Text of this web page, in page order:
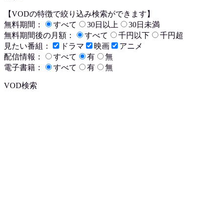
【VODの特徴で絞り込み検索ができます】
無料期間：
すべて 30日以上
30日未満
無料期間後の月額：
すべて 千円以下
千円超
見たい番組：
ドラマ 映画
アニメ
配信情報：
すべて 有
無
電子書籍：
すべて 有 無
VOD検索